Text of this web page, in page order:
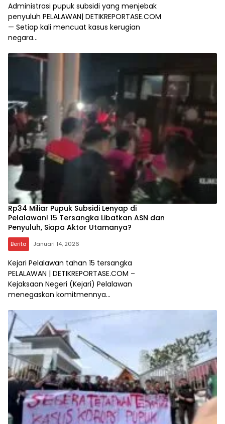
Administrasi pupuk subsidi yang menjebak
penyuluh PELALAWAN| DETIKREPORTASE.COM
— Setiap kali mencuat kasus kerugian
negara…
Rp34 Miliar Pupuk Subsidi Lenyap di
Pelalawan! 15 Tersangka Libatkan ASN dan
Penyuluh, Siapa Aktor Utamanya?
Berita Januari 14, 2026
Kejari Pelalawan tahan 15 tersangka
PELALAWAN | DETIKREPORTASE.COM –
Kejaksaan Negeri (Kejari) Pelalawan
menegaskan komitmennya…